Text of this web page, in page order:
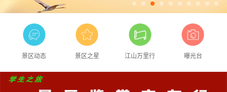
景区动态 景区之星 江山万里行 曝光台